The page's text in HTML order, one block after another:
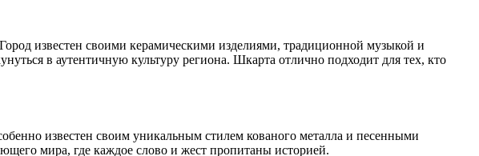
известен своими керамическими изделиями, традиционной музыкой и
в аутентичную культуру региона. Шкарта отлично подходит для тех, кто
известен своим уникальным стилем кованого металла и песенными
мира, где каждое слово и жест пропитаны историей.